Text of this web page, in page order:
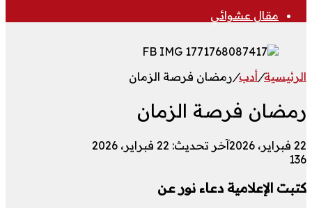
مقال عشوائي
الرئيسية/أدب/رمضان فرصة الزمان
رمضان فرصة الزمان
22 فبراير، 2026
آخر تحديث: 22 فبراير، 2026
136
كتبت الإعلامية دعاء نور عن